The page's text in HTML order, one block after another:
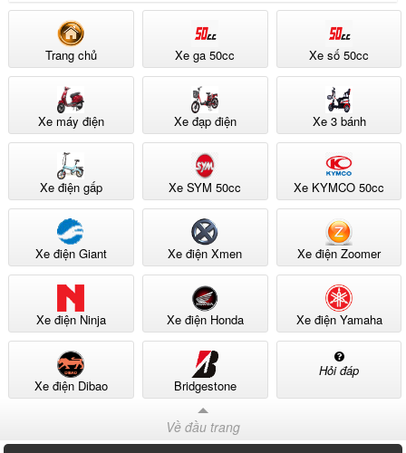
Trang chủ Xe ga 50cc Xe số 50cc
Xe máy điện Xe đạp điện Xe 3 bánh
Xe điện gấp Xe SYM 50cc Xe KYMCO 50cc
Xe điện Giant Xe điện Xmen Xe điện Zoomer
Xe điện Ninja Xe điện Honda Xe điện Yamaha
Xe điện Dibao Bridgestone
Hỏi đáp
Về đầu trang